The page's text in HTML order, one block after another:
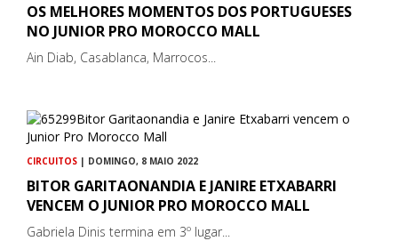
OS MELHORES MOMENTOS DOS PORTUGUESES
NO JUNIOR PRO MOROCCO MALL
Ain Diab, Casablanca, Marrocos...
CIRCUITOS | DOMINGO, 8 MAIO 2022
BITOR GARITAONANDIA E JANIRE ETXABARRI
VENCEM O JUNIOR PRO MOROCCO MALL
Gabriela Dinis termina em 3º lugar...